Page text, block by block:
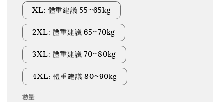
XL: 體重建議 55~65kg
2XL: 體重建議 65~70kg
3XL: 體重建議 70~80kg
4XL: 體重建議 80~90kg
數量